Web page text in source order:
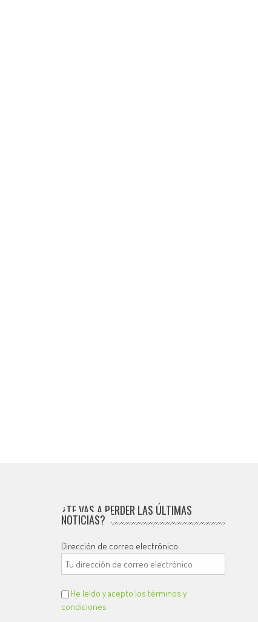
¿TE VAS A PERDER LAS ÚLTIMAS
NOTICIAS?
Dirección de correo electrónico:
He leído y acepto los términos y
condiciones